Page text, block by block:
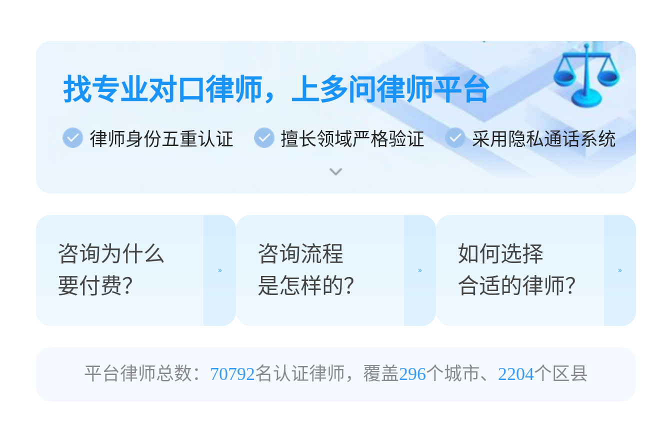
找专业对口律师，上多问律师平台
律师身份五重认证 擅长领域严格验证 采用隐私通话系统
咨询为什么
要付费？
咨询流程
是怎样的？
如何选择
合适的律师？
平台律师总数： 70792名认证律师，覆盖296个城市、 2204个区县